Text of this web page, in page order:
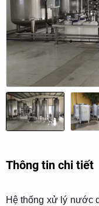
Thông tin chi tiết
Hệ thống xử lý nước